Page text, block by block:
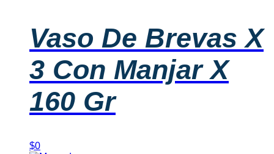
Vaso De Brevas X
3 Con Manjar X
160 Gr
$0